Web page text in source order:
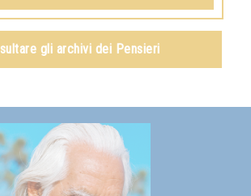
condizioni, e necessariamente il vostro spirito, la
in voi come armonia, come pace e come luce.
Omraam Mikhaël Aïvanhov
una civiltà solare, capitolo II
gli archivi dei Pensieri